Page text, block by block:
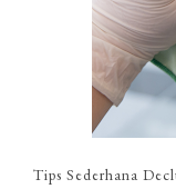
Tips Sederhana